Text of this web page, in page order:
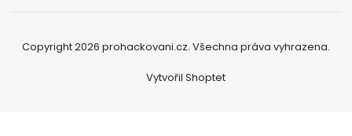
Vytvořil Shoptet
Copyright 2026 prohackovani.cz. Všechna práva vyhrazena.